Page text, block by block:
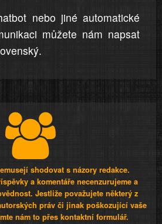
nebo jiné automatické
můžete nám napsat
shodovat s názory redakce.
a komentáře necenzurujeme a
Jestliže považujete některý z
práv či jinak poškozující vaše
nám to přes kontaktní formulář.